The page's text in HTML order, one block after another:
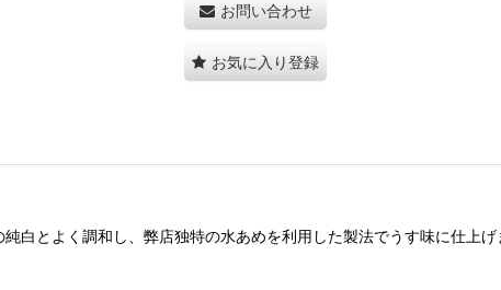
お問い合わせ
お気に入り登録
白とよく調和し、弊店独特の水あめを利用した製法でうす味に仕上げ